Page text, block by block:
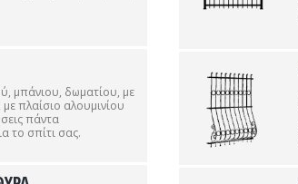
μπάνιου, δωματίου, με
πλαίσιο αλουμινίου
πάντα
το σπίτι σας.